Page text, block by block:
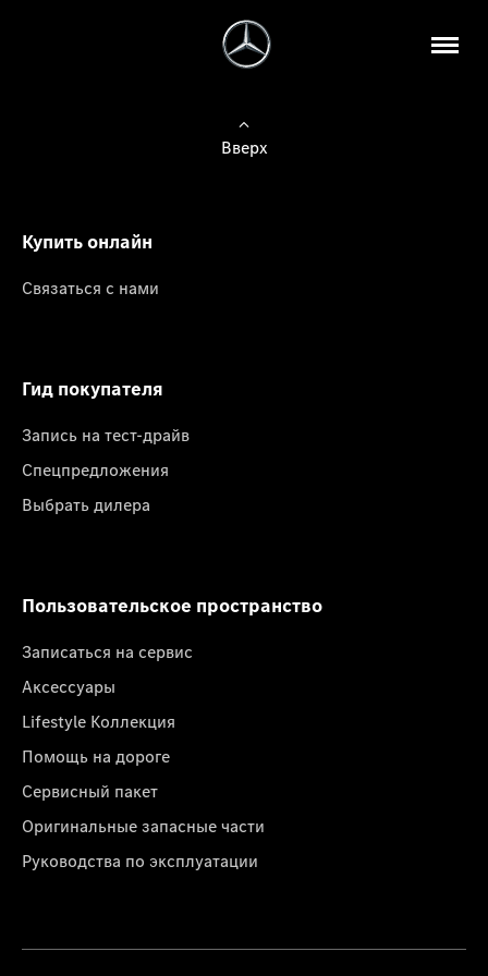
Вверх
Купить онлайн
Связаться с нами
Гид покупателя
Запись на тест-драйв
Спецпредложения
Выбрать дилера
Пользовательское пространство
Записаться на сервис
Аксессуары
Lifestyle Коллекция
Помощь на дороге
Сервисный пакет
Оригинальные запасные части
Руководства по эксплуатации